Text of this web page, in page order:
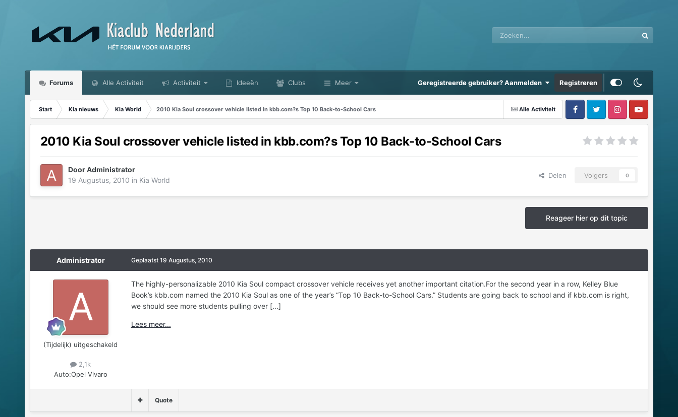
Forums Alle Activiteit Activiteit Ideeën Clubs Meer Geregistreerde gebruiker? Aanmelden Registreren
Alle Activiteit
Start Kia nieuws Kia World 2010 Kia Soul crossover vehicle listed in kbb.com?s Top 10 Back-to-School Cars
2010 Kia Soul crossover vehicle listed in kbb.com?s Top 10 Back-to-School Cars
DoorAdministrator
19 Augustus, 2010 in Kia World
Delen Volgers 0
Reageer hier op dit topic
Administrator
(Tijdelijk) uitgeschakeld
2,1k
Auto:Opel Vivaro
Geplaatst 19 Augustus, 2010
The highly-personalizable 2010 Kia Soul compact crossover vehicle receives yet another important citation.For the second year in a row, Kelley Blue
Book’s kbb.com named the 2010 Kia Soul as one of the year’s “Top 10 Back-to-School Cars.” Students are going back to school and if kbb.com is right,
we should see more students pulling over [...]
Lees meer...
Quote